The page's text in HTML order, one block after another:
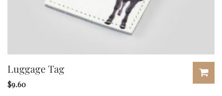
Luggage Tag
$9.60